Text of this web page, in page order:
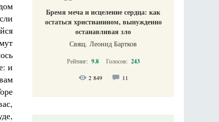
и
Бремя меча и исцеление сердца: как
остаться христианином, вынужденно
останавливая зло
Свящ. Леонид Бартков
Рейтинг: 9.8 Голосов: 243
2 849 11